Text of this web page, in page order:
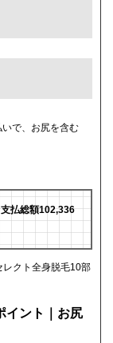
で、お尻を含む
払総額102,336
レクト全身脱毛10部
イント｜お尻